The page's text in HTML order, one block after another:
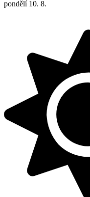
pondělí 10. 8.